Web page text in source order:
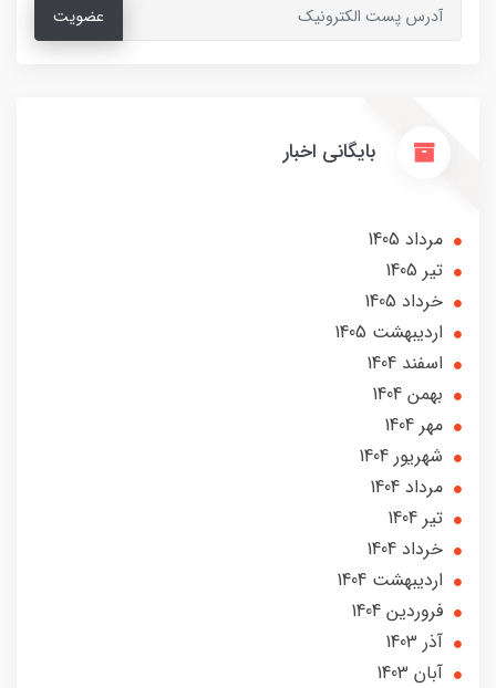
عضویت
بایگانی اخبار
مرداد 1405
تير 1405
خرداد 1405
ارديبهشت 1405
اسفند 1404
بهمن 1404
مهر 1404
شهریور 1404
مرداد 1404
تير 1404
خرداد 1404
ارديبهشت 1404
فروردین 1404
آذر 1403
آبان 1403